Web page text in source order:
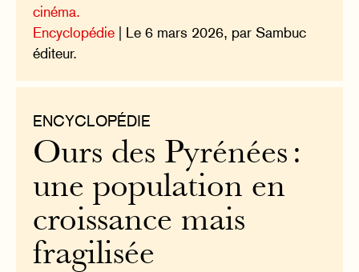
cinéma.
Encyclopédie | Le 6 mars 2026, par Sambuc
éditeur.
ENCYCLOPÉDIE
Ours des Pyrénées :
une population en
croissance mais
fragilisée